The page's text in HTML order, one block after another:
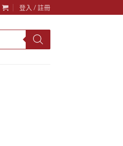
登入 / 註冊